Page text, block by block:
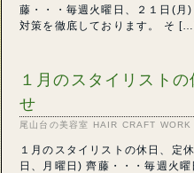
藤・・・毎週火曜日、２１日(月
対策を徹底しております。 そ
１月のスタイリスト
せ
尾山台の美容室 HAIR CRAFT
１月のスタイリストの休日、定
日、月曜日) 齊藤・・・毎週火